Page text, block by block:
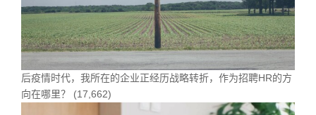
后疫情时代，我所在的企业正经历战略转折，作为招聘HR的方
向在哪里？
(17,662)